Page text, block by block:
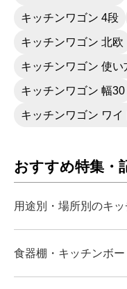
キッチンワゴン 4段
キッチンワゴン 北欧
キッチンワゴン 使い
キッチンワゴン 幅30
キッチンワゴン ワイ
おすすめ特集・
用途別・場所別のキ
食器棚・キッチンボ